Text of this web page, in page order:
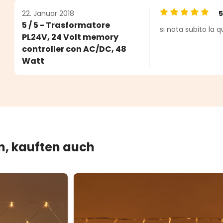
22. Januar 2018
5 / 5 - Trasformatore
PL24V, 24 Volt memory
controller con AC/DC, 48
Watt
5
si nota subito la
kauften auch